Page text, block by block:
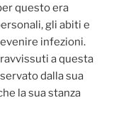
questo era
gli abiti e
infezioni.
a questa
dalla sua
la sua stanza